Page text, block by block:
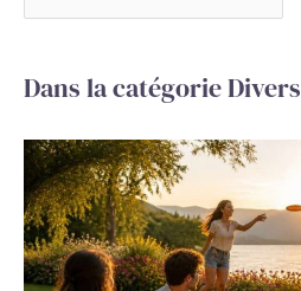
Dans la catégorie Divers